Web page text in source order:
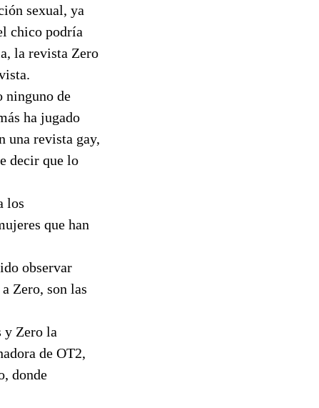
sexual, ya
chico podría
la revista Zero
ninguno de
ha jugado
una revista gay,
decir que lo
los
que han
observar
Zero, son las
y Zero la
de OT2,
donde